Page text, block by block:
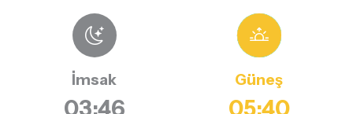
İmsak
03:46
Güneş
05:40